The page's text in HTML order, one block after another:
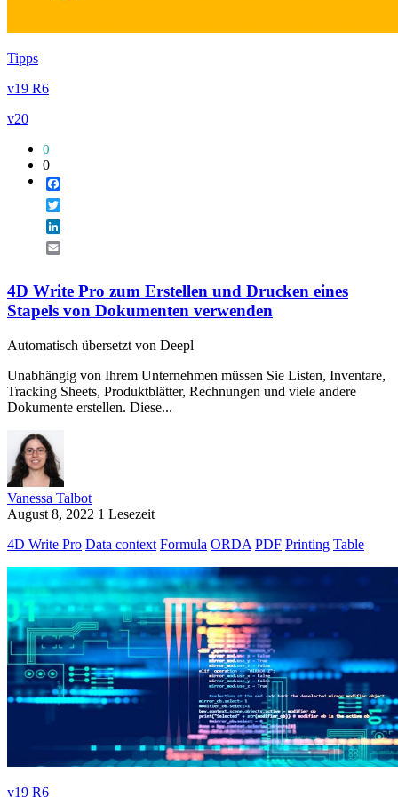
Tipps
v19 R6
v20
0
0
4D Write Pro zum Erstellen und Drucken eines
Stapels von Dokumenten verwenden
Automatisch übersetzt von Deepl
Unabhängig von Ihrem Unternehmen müssen Sie Listen, Inventare,
Tracking Sheets, Produktblätter, Rechnungen und viele andere
Dokumente erstellen. Diese...
Vanessa Talbot
August 8, 2022 1 Lesezeit
4D Write Pro Data context Formula ORDA PDF Printing Table
v19 R6